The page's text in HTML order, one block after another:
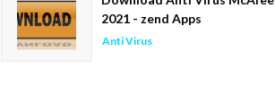
2021 - zend Apps
Anti Virus